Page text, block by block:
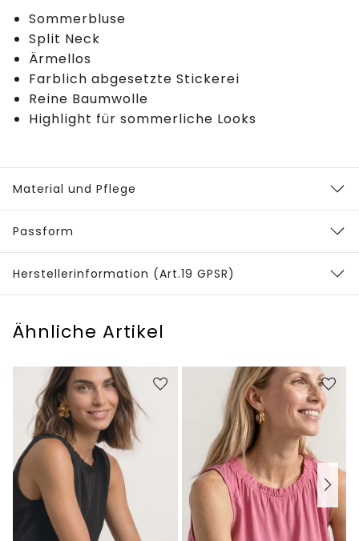
Sommerbluse
Split Neck
Ärmellos
Farblich abgesetzte Stickerei
Reine Baumwolle
Highlight für sommerliche Looks
Material und Pflege
Passform
Herstellerinformation (Art.19 GPSR)
Ähnliche Artikel